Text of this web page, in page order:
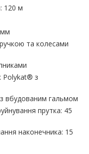
120 м
мм
та колесами
Polykat® з
вбудованим гальмом
прутка: 45
наконечника: 15